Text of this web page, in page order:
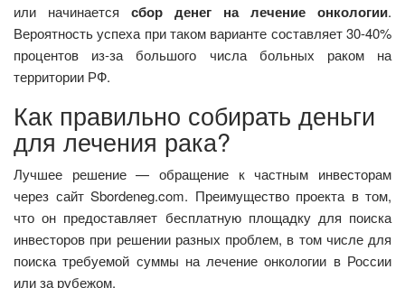
или начинается сбор денег на лечение онкологии.
Вероятность успеха при таком варианте составляет 30-40%
процентов из-за большого числа больных раком на
территории РФ.
Как правильно собирать деньги
для лечения рака?
Лучшее решение — обращение к частным инвесторам
через сайт Sbordeneg.com. Преимущество проекта в том,
что он предоставляет бесплатную площадку для поиска
инвесторов при решении разных проблем, в том числе для
поиска требуемой суммы на лечение онкологии в России
или за рубежом.